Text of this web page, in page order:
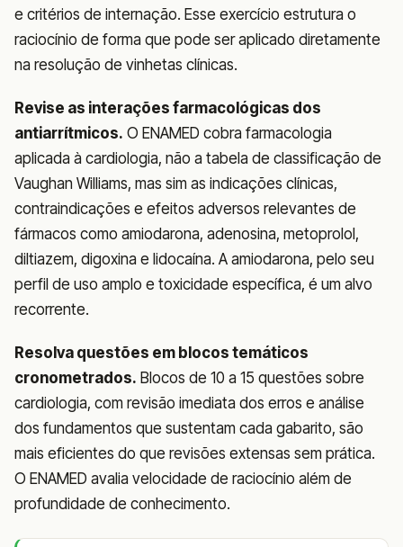
e critérios de internação. Esse exercício estrutura o
raciocínio de forma que pode ser aplicado diretamente
na resolução de vinhetas clínicas.
Revise as interações farmacológicas dos
antiarrítmicos. O ENAMED cobra farmacologia
aplicada à cardiologia, não a tabela de classificação de
Vaughan Williams, mas sim as indicações clínicas,
contraindicações e efeitos adversos relevantes de
fármacos como amiodarona, adenosina, metoprolol,
diltiazem, digoxina e lidocaína. A amiodarona, pelo seu
perfil de uso amplo e toxicidade específica, é um alvo
recorrente.
Resolva questões em blocos temáticos
cronometrados. Blocos de 10 a 15 questões sobre
cardiologia, com revisão imediata dos erros e análise
dos fundamentos que sustentam cada gabarito, são
mais eficientes do que revisões extensas sem prática.
O ENAMED avalia velocidade de raciocínio além de
profundidade de conhecimento.